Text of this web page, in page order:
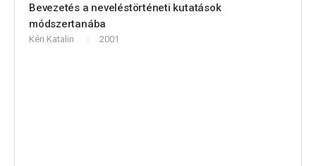
Bevezetés a neveléstörténeti kutatások
módszertanába
Kéri Katalin 2001